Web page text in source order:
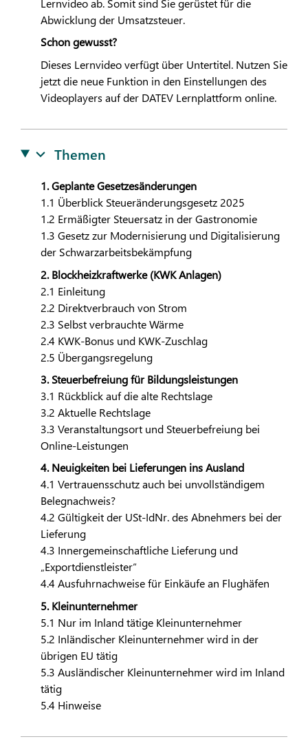
Lernvideo ab. Somit sind Sie gerüstet für die
Abwicklung der Umsatzsteuer.
Schon gewusst?
Dieses Lernvideo verfügt über Untertitel. Nutzen Sie
jetzt die neue Funktion in den Einstellungen des
Videoplayers auf der DATEVLernplattform online.
Themen
1. Geplante Gesetzesänderungen
1.1 Überblick Steueränderungsgesetz 2025
1.2 Ermäßigter Steuersatz in der Gastronomie
1.3 Gesetz zur Modernisierung und Digitalisierung
der Schwarzarbeitsbekämpfung
2. Blockheizkraftwerke (KWK Anlagen)
2.1 Einleitung
2.2 Direktverbrauch von Strom
2.3 Selbst verbrauchte Wärme
2.4 KWK-Bonus und KWK-Zuschlag
2.5 Übergangsregelung
3. Steuerbefreiung für Bildungsleistungen
3.1 Rückblick auf die alte Rechtslage
3.2 Aktuelle Rechtslage
3.3 Veranstaltungsort und Steuerbefreiung bei
Online-Leistungen
4. Neuigkeiten bei Lieferungen ins Ausland
4.1 Vertrauensschutz auch bei unvollständigem
Belegnachweis?
4.2 Gültigkeit der USt-IdNr. des Abnehmers bei der
Lieferung
4.3 Innergemeinschaftliche Lieferung und
„Exportdienstleister“
4.4 Ausfuhrnachweise für Einkäufe an Flughäfen
5. Kleinunternehmer
5.1 Nur im Inland tätige Kleinunternehmer
5.2 Inländischer Kleinunternehmer wird in der
übrigen EU tätig
5.3 Ausländischer Kleinunternehmer wird im Inland
tätig
5.4 Hinweise